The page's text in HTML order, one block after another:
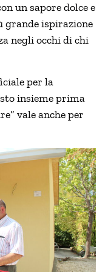
un sapore dolce e
grande ispirazione
negli occhi di chi
per la
insieme prima
vale anche per